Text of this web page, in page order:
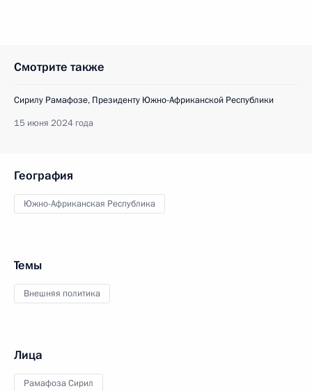
Смотрите также
Сирилу Рамафозе, Президенту Южно-Африканской Республики
15 июня 2024 года
География
Южно-Африканская Республика
Темы
Внешняя политика
Лица
Рамафоза Сирил